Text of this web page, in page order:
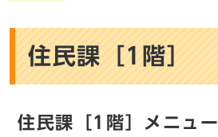
住民課［1階］
住民課［1階］メニュー